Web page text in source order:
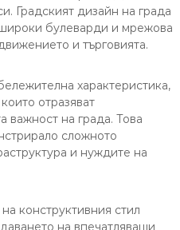
Градският дизайн на града
булеварди и мрежова
и търговията.
характеристика,
отразяват
важност на града. Това
сложното
и нуждите на
конструктивния стил
на впечатляващи